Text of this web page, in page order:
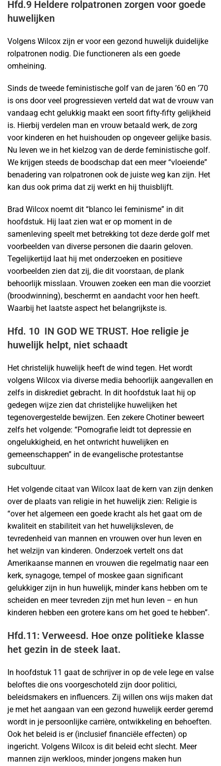
Hfd.9 Heldere rolpatronen zorgen voor goede
huwelijken
Volgens Wilcox zijn er voor een gezond huwelijk duidelijke
rolpatronen nodig. Die functioneren als een goede
omheining.
Sinds de tweede feministische golf van de jaren ’60 en ’70
is ons door veel progressieven verteld dat wat de vrouw van
vandaag echt gelukkig maakt een soort fifty-fifty gelijkheid
is. Hierbij verdelen man en vrouw betaald werk, de zorg
voor kinderen en het huishouden op ongeveer gelijke basis.
Nu leven we in het kielzog van de derde feministische golf.
We krijgen steeds de boodschap dat een meer “vloeiende”
benadering van rolpatronen ook de juiste weg kan zijn. Het
kan dus ook prima dat zij werkt en hij thuisblijft.
Brad Wilcox noemt dit “blanco lei feminisme” in dit
hoofdstuk. Hij laat zien wat er op moment in de
samenleving speelt met betrekking tot deze derde golf met
voorbeelden van diverse personen die daarin geloven.
Tegelijkertijd laat hij met onderzoeken en positieve
voorbeelden zien dat zij, die dit voorstaan, de plank
behoorlijk misslaan. Vrouwen zoeken een man die voorziet
(broodwinning), beschermt en aandacht voor hen heeft.
Waarbij het laatste aspect het belangrijkste is.
Hfd. 10 IN GOD WE TRUST. Hoe religie je
huwelijk helpt, niet schaadt
Het christelijk huwelijk heeft de wind tegen. Het wordt
volgens Wilcox via diverse media behoorlijk aangevallen en
zelfs in diskrediet gebracht. In dit hoofdstuk laat hij op
gedegen wijze zien dat christelijke huwelijken het
tegenovergestelde bewijzen. Een zekere Chotiner beweert
zelfs het volgende: “Pornografie leidt tot depressie en
ongelukkigheid, en het ontwricht huwelijken en
gemeenschappen” in de evangelische protestantse
subcultuur.
Het volgende citaat van Wilcox laat de kern van zijn denken
over de plaats van religie in het huwelijk zien: Religie is
“over het algemeen een goede kracht als het gaat om de
kwaliteit en stabiliteit van het huwelijksleven, de
tevredenheid van mannen en vrouwen over hun leven en
het welzijn van kinderen. Onderzoek vertelt ons dat
Amerikaanse mannen en vrouwen die regelmatig naar een
kerk, synagoge, tempel of moskee gaan significant
gelukkiger zijn in hun huwelijk, minder kans hebben om te
scheiden en meer tevreden zijn met hun leven – en hun
kinderen hebben een grotere kans om het goed te hebben”.
Hfd.11: Verweesd. Hoe onze politieke klasse
het gezin in de steek laat.
In hoofdstuk 11 gaat de schrijver in op de vele lege en valse
beloftes die ons voorgeschoteld zijn door politici,
beleidsmakers en influencers. Zij willen ons wijs maken dat
je met het aangaan van een gezond huwelijk eerder geremd
wordt in je persoonlijke carrière, ontwikkeling en behoeften.
Ook het beleid is er (inclusief financiële effecten) op
ingericht. Volgens Wilcox is dit beleid echt slecht. Meer
mannen zijn werkloos, minder jongens maken hun